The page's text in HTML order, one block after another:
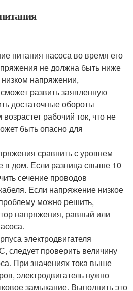
питания насоса во время его
не должна быть ниже
напряжении,
развить заявленную
достаточные обороты
рабочий ток, что не
быть опасно для
сравнить с уровнем
в дом. Если разница свыше 10
сечение проводов
Если напряжение низкое
можно решить,
напряжения, равный или
электродвигателя
следует проверить величину
При значениях тока выше
электродвигатель нужно
замыкание. Выполнить это